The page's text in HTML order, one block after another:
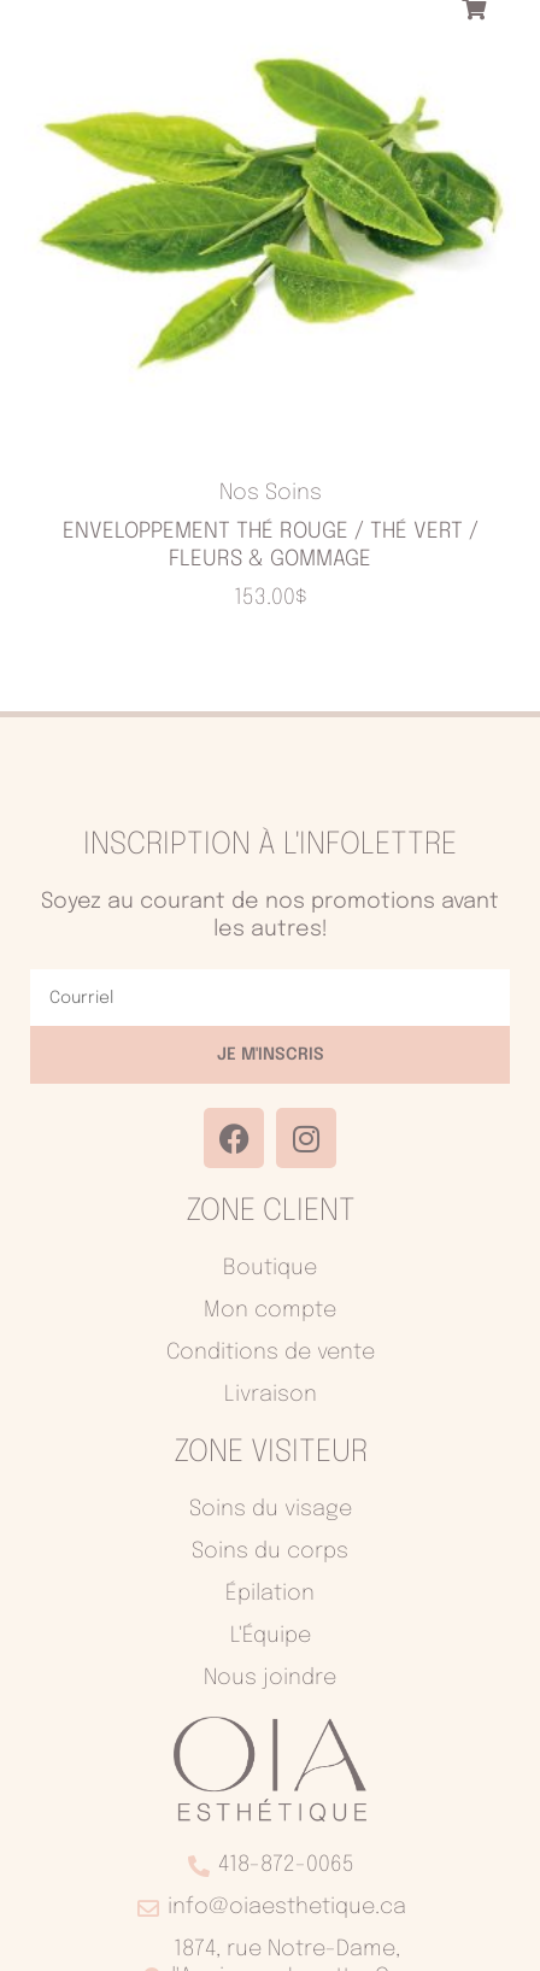
Nos Soins
ENVELOPPEMENT THÉ ROUGE / THÉ VERT /
FLEURS & GOMMAGE
153.00$
418-872-0065
info@oiaesthetique.ca
1874, rue Notre-Dame,
ZONE VISITEUR
Soins du visage
Soins du corps
Épilation
L'Équipe
Nous joindre
ZONE CLIENT
Boutique
Mon compte
Conditions de vente
Livraison
INSCRIPTION À L'INFOLETTRE
Soyez au courant de nos promotions avant
les autres!
JE M'INSCRIS
F
a
e
o
o
I
n
t
g
r
a
m